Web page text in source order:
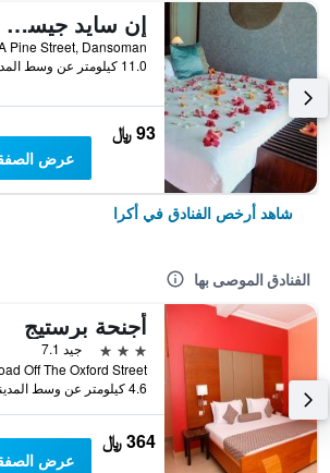
إن سايد جيست هاوس
11.0 كيلومتر عن وسط المدينة
93 ﷼
عرض
شاهد أرخص الفنادق في أكرا
الفنادق الموصى بها
أجنحة برستيج
3 نجوم
جيد 7.1
4.6 كيلومتر عن وسط المدينة
364 ﷼
عرض